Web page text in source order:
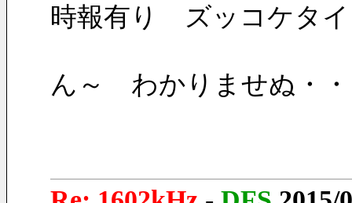
時報有り　ズッコケタ
ん～　わかりませぬ・